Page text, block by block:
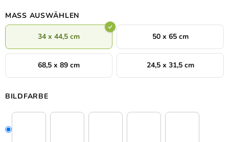
MASS AUSWÄHLEN
34 x 44,5 cm 50 x 65 cm
68,5 x 89 cm 24,5 x 31,5 cm
BILDFARBE